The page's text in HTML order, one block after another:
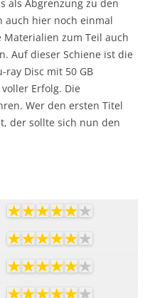
als Abgrenzung zu den
auch hier noch einmal
zum Teil auch
Auf dieser Schiene ist die
Disc mit 50 GB
Erfolg. Die
Wer den ersten Titel
der sollte sich nun den